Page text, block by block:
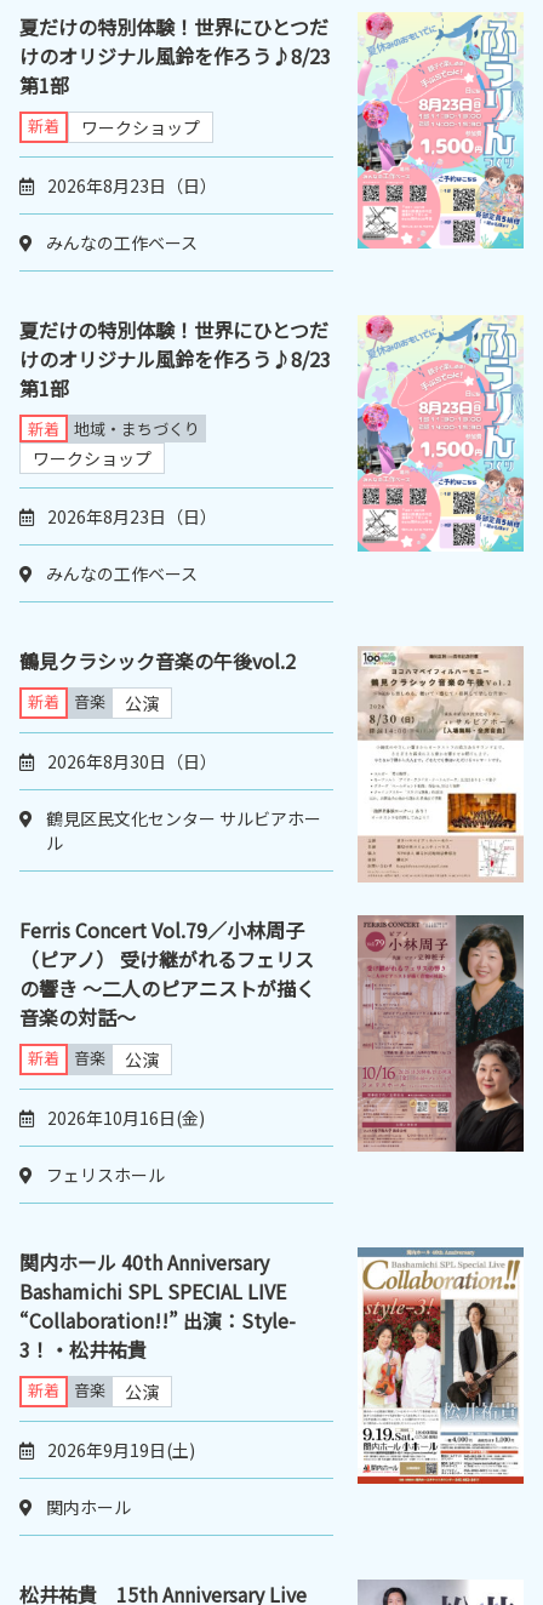
夏だけの特別体験！世界にひとつだ
けのオリジナル風鈴を作ろう♪8/23
第1部
新着 ワークショップ
2026年8月23日（日）
みんなの工作ベース
夏だけの特別体験！世界にひとつだ
けのオリジナル風鈴を作ろう♪8/23
第1部
新着 地域・まちづくり
ワークショップ
2026年8月23日（日）
みんなの工作ベース
鶴見クラシック音楽の午後vol.2
新着 音楽 公演
2026年8月30日（日）
鶴見区民文化センター サルビアホー
ル
Ferris Concert Vol.79／小林周子
（ピアノ） 受け継がれるフェリス
の響き 〜二人のピアニストが描く
音楽の対話〜
新着 音楽 公演
2026年10月16日(金)
フェリスホール
関内ホール 40th Anniversary
Bashamichi SPL SPECIAL LIVE
“Collaboration!!” 出演：Style-
3！・松井祐貴
新着 音楽 公演
2026年9月19日(土)
関内ホール
松井祐貴 15th Anniversary Live